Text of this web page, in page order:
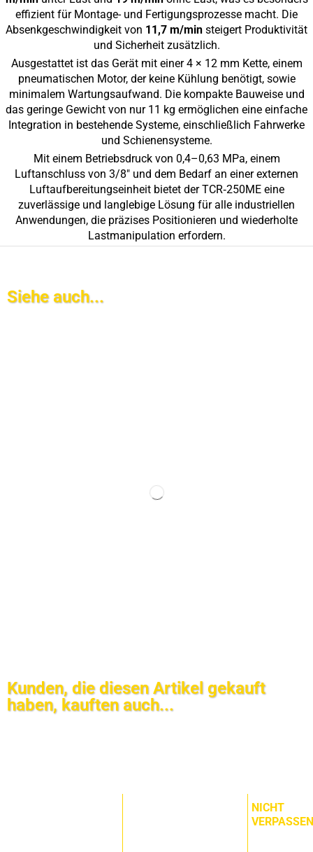
effizient für Montage- und Fertigungsprozesse macht. Die
Absenkgeschwindigkeit von 11,7 m/min steigert Produktivität
und Sicherheit zusätzlich.
Ausgestattet ist das Gerät mit einer 4 × 12 mm Kette, einem
pneumatischen Motor, der keine Kühlung benötigt, sowie
minimalem Wartungsaufwand. Die kompakte Bauweise und
das geringe Gewicht von nur 11 kg ermöglichen eine einfache
Integration in bestehende Systeme, einschließlich Fahrwerke
und Schienensysteme.
Mit einem Betriebsdruck von 0,4–0,63 MPa, einem
Luftanschluss von 3/8″ und dem Bedarf an einer externen
Luftaufbereitungseinheit bietet der TCR‑250ME eine
zuverlässige und langlebige Lösung für alle industriellen
Anwendungen, die präzises Positionieren und wiederholte
Lastmanipulation erfordern.
Siehe auch...
Kunden, die diesen Artikel gekauft
haben, kauften auch...
NICHT
VERPASSEN